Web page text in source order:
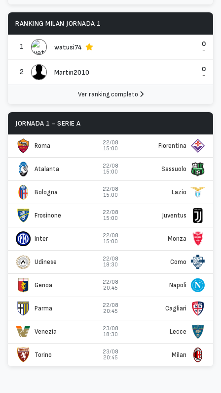
RANKING MILAN JORNADA 1
1 watusi74 0
-
2 Martin2010 0
-
Ver ranking completo
JORNADA 1 - SERIE A
Roma
22/08
15:00
Fiorentina
Atalanta
22/08
15:00
Sassuolo
Bologna
22/08
15:00
Lazio
Frosinone
22/08
15:00
Juventus
Inter
22/08
15:00
Monza
Udinese
22/08
18:30
Como
Genoa
22/08
20:45
Napoli
Parma
22/08
20:45
Cagliari
Venezia
23/08
18:30
Lecce
Torino
23/08
20:45
Milan